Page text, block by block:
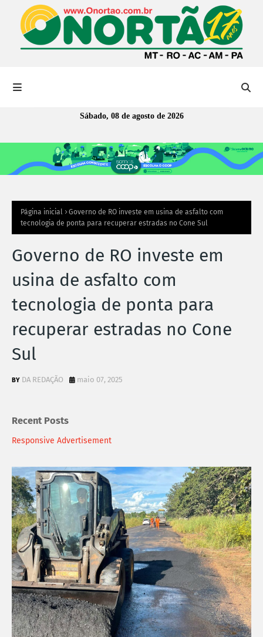
Sábado, 08 de agosto de 2026
Página inicial
Governo de RO investe em usina de asfalto com
tecnologia de ponta para recuperar estradas no Cone Sul
Governo de RO investe em
usina de asfalto com
tecnologia de ponta para
recuperar estradas no Cone
Sul
DA REDAÇÃO maio 07, 2025
Recent Posts
Responsive Advertisement